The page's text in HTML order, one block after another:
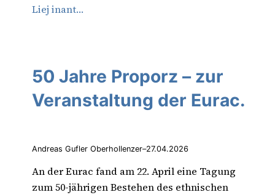
Liej inant…
50 Jahre Proporz – zur
Veranstaltung der Eurac.
Andreas Gufler Oberhollenzer–27.04.2026
An der Eurac fand am 22. April eine Tagung
zum 50-jährigen Bestehen des ethnischen